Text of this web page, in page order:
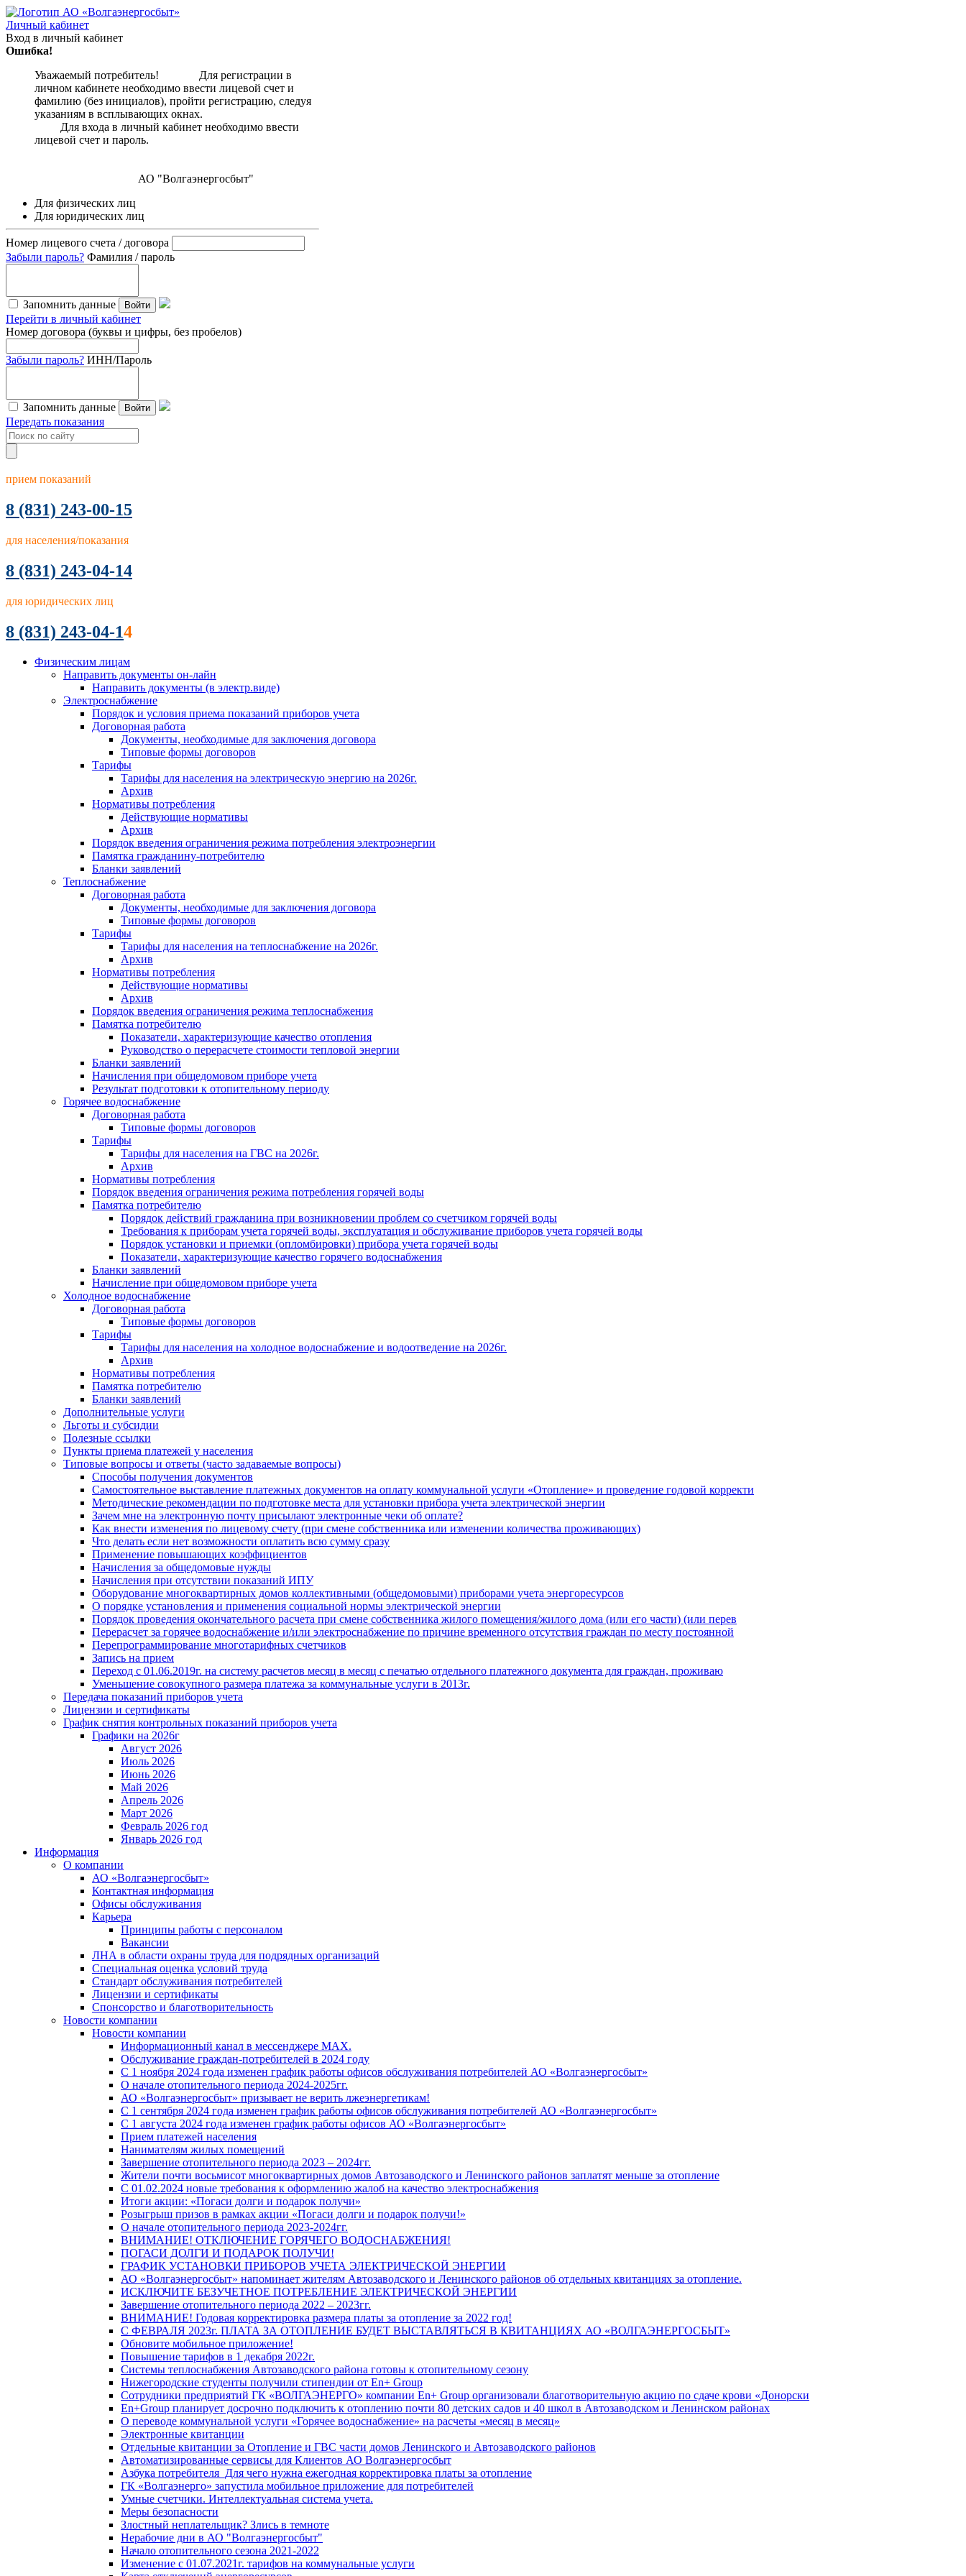
Личный кабинет
Вход в личный кабинет
Ошибка!
Уважаемый потребитель! Для регистрации в
личном кабинете необходимо ввести лицевой счет и
фамилию (без инициалов), пройти регистрацию, следуя
указаниям в всплывающих окнах.
Для входа в личный кабинет необходимо ввести
лицевой счет и пароль.
АО "Волгаэнергосбыт"
Для физических лиц
Для юридических лиц
Номер лицевого счета / договора
Забыли пароль? Фамилия / пароль
Запомнить данные Войти
Перейти в личный кабинет
Номер договора (буквы и цифры, без пробелов)
Забыли пароль? ИНН/Пароль
Запомнить данные Войти
Передать показания
прием показаний
8 (831) 243-00-15
для населения/показания
8 (831) 243-04-14
для юридических лиц
8 (831) 243-04-14
Физическим лицам
Направить документы он-лайн
Направить документы (в электр.виде)
Электроснабжение
Порядок и условия приема показаний приборов учета
Договорная работа
Документы, необходимые для заключения договора
Типовые формы договоров
Тарифы
Тарифы для населения на электрическую энергию на 2026г.
Архив
Нормативы потребления
Действующие нормативы
Архив
Порядок введения ограничения режима потребления электроэнергии
Памятка гражданину-потребителю
Бланки заявлений
Теплоснабжение
Договорная работа
Документы, необходимые для заключения договора
Типовые формы договоров
Тарифы
Тарифы для населения на теплоснабжение на 2026г.
Архив
Нормативы потребления
Действующие нормативы
Архив
Порядок введения ограничения режима теплоснабжения
Памятка потребителю
Показатели, характеризующие качество отопления
Руководство о перерасчете стоимости тепловой энергии
Бланки заявлений
Начисления при общедомовом приборе учета
Результат подготовки к отопительному периоду
Горячее водоснабжение
Договорная работа
Типовые формы договоров
Тарифы
Тарифы для населения на ГВС на 2026г.
Архив
Нормативы потребления
Порядок введения ограничения режима потребления горячей воды
Памятка потребителю
Порядок действий гражданина при возникновении проблем со счетчиком горячей воды
Требования к приборам учета горячей воды, эксплуатация и обслуживание приборов учета горячей воды
Порядок установки и приемки (опломбировки) прибора учета горячей воды
Показатели, характеризующие качество горячего водоснабжения
Бланки заявлений
Начисление при общедомовом приборе учета
Холодное водоснабжение
Договорная работа
Типовые формы договоров
Тарифы
Тарифы для населения на холодное водоснабжение и водоотведение на 2026г.
Архив
Нормативы потребления
Памятка потребителю
Бланки заявлений
Дополнительные услуги
Льготы и субсидии
Полезные ссылки
Пункты приема платежей у населения
Типовые вопросы и ответы (часто задаваемые вопросы)
Способы получения документов
Самостоятельное выставление платежных документов на оплату коммунальной услуги «Отопление» и проведение годовой корректи
Методические рекомендации по подготовке места для установки прибора учета электрической энергии
Зачем мне на электронную почту присылают электронные чеки об оплате?
Как внести изменения по лицевому счету (при смене собственника или изменении количества проживающих)
Что делать если нет возможности оплатить всю сумму сразу
Применение повышающих коэффициентов
Начисления за общедомовые нужды
Начисления при отсутствии показаний ИПУ
Оборудование многоквартирных домов коллективными (общедомовыми) приборами учета энергоресурсов
О порядке установления и применения социальной нормы электрической энергии
Порядок проведения окончательного расчета при смене собственника жилого помещения/жилого дома (или его части) (или перев
Перерасчет за горячее водоснабжение и/или электроснабжение по причине временного отсутствия граждан по месту постоянной
Перепрограммирование многотарифных счетчиков
Запись на прием
Переход с 01.06.2019г. на систему расчетов месяц в месяц с печатью отдельного платежного документа для граждан, проживаю
Уменьшение совокупного размера платежа за коммунальные услуги в 2013г.
Передача показаний приборов учета
Лицензии и сертификаты
График снятия контрольных показаний приборов учета
Графики на 2026г
Август 2026
Июль 2026
Июнь 2026
Май 2026
Апрель 2026
Март 2026
Февраль 2026 год
Январь 2026 год
Информация
О компании
АО «Волгаэнергосбыт»
Контактная информация
Офисы обслуживания
Карьера
Принципы работы с персоналом
Вакансии
ЛНА в области охраны труда для подрядных организаций
Специальная оценка условий труда
Стандарт обслуживания потребителей
Лицензии и сертификаты
Спонсорство и благотворительность
Новости компании
Новости компании
Информационный канал в мессенджере MAX.
Обслуживание граждан-потребителей в 2024 году
С 1 ноября 2024 года изменен график работы офисов обслуживания потребителей АО «Волгаэнергосбыт»
О начале отопительного периода 2024-2025гг.
АО «Волгаэнергосбыт» призывает не верить лжеэнергетикам!
С 1 сентября 2024 года изменен график работы офисов обслуживания потребителей АО «Волгаэнергосбыт»
С 1 августа 2024 года изменен график работы офисов АО «Волгаэнергосбыт»
Прием платежей населения
Нанимателям жилых помещений
Завершение отопительного периода 2023 – 2024гг.
Жители почти восьмисот многоквартирных домов Автозаводского и Ленинского районов заплатят меньше за отопление
С 01.02.2024 новые требования к оформлению жалоб на качество электроснабжения
Итоги акции: «Погаси долги и подарок получи»
Розыгрыш призов в рамках акции «Погаси долги и подарок получи!»
О начале отопительного периода 2023-2024гг.
ВНИМАНИЕ! ОТКЛЮЧЕНИЕ ГОРЯЧЕГО ВОДОСНАБЖЕНИЯ!
ПОГАСИ ДОЛГИ И ПОДАРОК ПОЛУЧИ!
ГРАФИК УСТАНОВКИ ПРИБОРОВ УЧЕТА ЭЛЕКТРИЧЕСКОЙ ЭНЕРГИИ
АО «Волгаэнергосбыт» напоминает жителям Автозаводского и Ленинского районов об отдельных квитанциях за отопление.
ИСКЛЮЧИТЕ БЕЗУЧЕТНОЕ ПОТРЕБЛЕНИЕ ЭЛЕКТРИЧЕСКОЙ ЭНЕРГИИ
Завершение отопительного периода 2022 – 2023гг.
ВНИМАНИЕ! Годовая корректировка размера платы за отопление за 2022 год!
С ФЕВРАЛЯ 2023г. ПЛАТА ЗА ОТОПЛЕНИЕ БУДЕТ ВЫСТАВЛЯТЬСЯ В КВИТАНЦИЯХ АО «ВОЛГАЭНЕРГОСБЫТ»
Обновите мобильное приложение!
Повышение тарифов в 1 декабря 2022г.
Системы теплоснабжения Автозаводского района готовы к отопительному сезону
Нижегородские студенты получили стипендии от En+ Group
Сотрудники предприятий ГК «ВОЛГАЭНЕРГО» компании En+ Group организовали благотворительную акцию по сдаче крови «Донорски
En+Group планирует досрочно подключить к отоплению почти 80 детских садов и 40 школ в Автозаводском и Ленинском районах
О переводе коммунальной услуги «Горячее водоснабжение» на расчеты «месяц в месяц»
Электронные квитанции
Отдельные квитанции за Отопление и ГВС части домов Ленинского и Автозаводского районов
Автоматизированные сервисы для Клиентов АО Волгаэнергосбыт
Азбука потребителя_Для чего нужна ежегодная корректировка платы за отопление
ГК «Волгаэнерго» запустила мобильное приложение для потребителей
Умные счетчики. Интеллектуальная система учета.
Меры безопасности
Злостный неплательщик? Злись в темноте
Нерабочие дни в АО "Волгаэнергосбыт"
Начало отопительного сезона 2021-2022
Изменение с 01.07.2021г. тарифов на коммунальные услуги